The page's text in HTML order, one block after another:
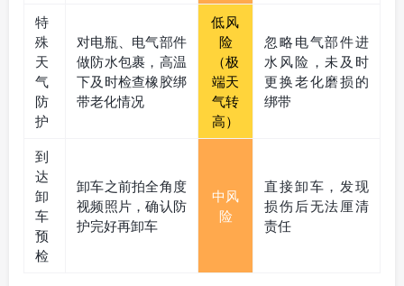
特
殊
天
气
防
护
对电瓶、电气部件
做防水包裹，高温
下及时检查橡胶绑
带老化情况
低风
险
（极
端天
气转
高）
忽略电气部件进
水风险，未及时
更换老化磨损的
绑带
到
达
卸
车
预
检
卸车之前拍全角度
视频照片，确认防
护完好再卸车
中风
险
直接卸车，发现
损伤后无法厘清
责任